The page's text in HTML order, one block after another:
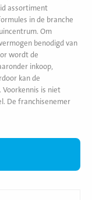
assortiment
in de branche
Om
benodigd van
wordt de
inkoop,
kan de
is niet
De franchisenemer